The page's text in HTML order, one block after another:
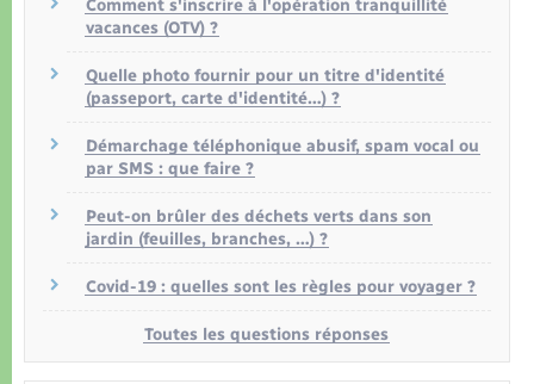
Comment s'inscrire à l'opération tranquillité
vacances (OTV) ?
Quelle photo fournir pour un titre d'identité
(passeport, carte d'identité…) ?
Démarchage téléphonique abusif, spam vocal ou
par SMS : que faire ?
Peut-on brûler des déchets verts dans son
jardin (feuilles, branches, …) ?
Covid-19 : quelles sont les règles pour voyager ?
Toutes les questions réponses